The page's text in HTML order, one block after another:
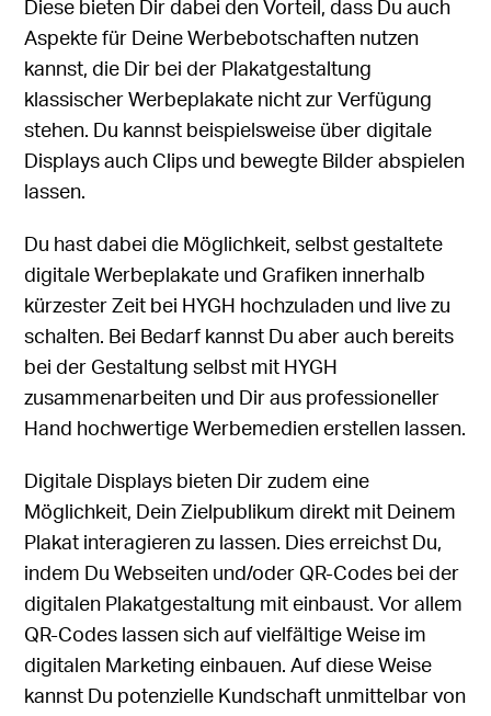
Diese bieten Dir dabei den Vorteil, dass Du auch
Aspekte für Deine Werbebotschaften nutzen
kannst, die Dir bei der Plakatgestaltung
klassischer Werbeplakate nicht zur Verfügung
stehen. Du kannst beispielsweise über digitale
Displays auch Clips und bewegte Bilder abspielen
lassen.
Du hast dabei die Möglichkeit, selbst gestaltete
digitale Werbeplakate und Grafiken innerhalb
kürzester Zeit bei HYGH hochzuladen und live zu
schalten. Bei Bedarf kannst Du aber auch bereits
bei der Gestaltung selbst mit HYGH
zusammenarbeiten und Dir aus professioneller
Hand hochwertige Werbemedien erstellen lassen.
Digitale Displays bieten Dir zudem eine
Möglichkeit, Dein Zielpublikum direkt mit Deinem
Plakat interagieren zu lassen. Dies erreichst Du,
indem Du Webseiten und/oder QR-Codes bei der
digitalen Plakatgestaltung mit einbaust. Vor allem
QR-Codes lassen sich auf vielfältige Weise im
digitalen Marketing einbauen. Auf diese Weise
kannst Du potenzielle Kundschaft unmittelbar von